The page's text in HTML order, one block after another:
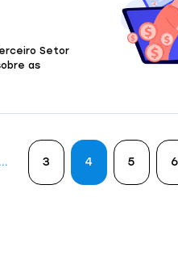
Setor
as
… 3 4 5 6